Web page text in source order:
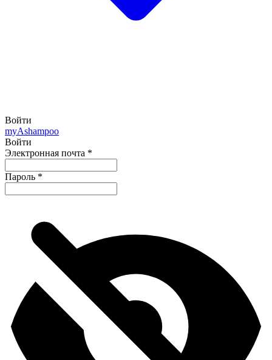
Войти
myAshampoo
Войти
Электронная почта *
Пароль *